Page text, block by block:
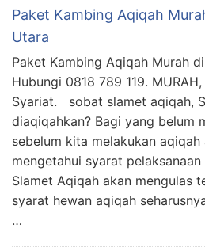
Paket Kambing Aqiqah
Utara
Paket Kambing Aqiqah Murah
Hubungi 0818 789 119.
Syariat. sobat slamet aqiqah,
diaqiqahkan? Bagi yang belum
sebelum kita melakukan
mengetahui syarat
Slamet Aqiqah akan mengulas
syarat hewan aqiqah
…